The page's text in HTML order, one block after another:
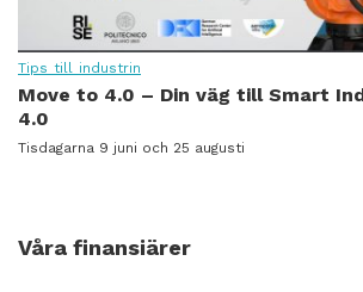
Tips till industrin
Move to 4.0 – Din väg till Smart
4.0
Tisdagarna 9 juni och 25 augusti
Våra finansiärer